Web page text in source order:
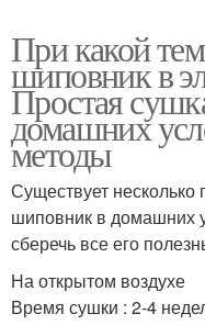
При какой
шиповник в
Простая
домашних
методы
Существует несколько
шиповник в домашних
сберечь все его
На открытом воздухе
Время сушки : 2-4